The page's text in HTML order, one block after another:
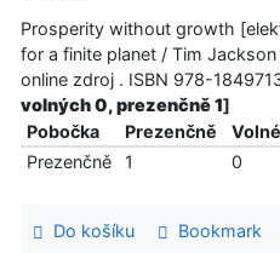
Prosperity without growth
for a finite planet / Tim
online zdroj . ISBN 978-
volných 0, prezenčně 1]
Pobočka
Prezenčně Volné
Prezenčně
1 0
Do košíku Bookmark